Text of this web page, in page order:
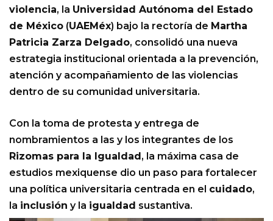
violencia, la Universidad Autónoma del Estado
de México (UAEMéx) bajo la rectoría de Martha
Patricia Zarza Delgado, consolidó una nueva
estrategia institucional orientada a la prevención,
atención y acompañamiento de las violencias
dentro de su comunidad universitaria.
Con la toma de protesta y entrega de
nombramientos a las y los integrantes de los
Rizomas para la Igualdad, la máxima casa de
estudios mexiquense dio un paso para fortalecer
una política universitaria centrada en el cuidado,
la inclusión y la igualdad sustantiva.